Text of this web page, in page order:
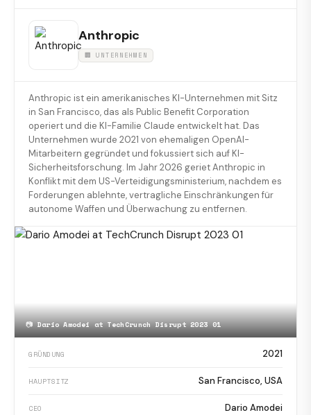
Anthropic
🏢 UNTERNEHMEN
Anthropic ist ein amerikanisches KI-Unternehmen mit Sitz
in San Francisco, das als Public Benefit Corporation
operiert und die KI-Familie Claude entwickelt hat. Das
Unternehmen wurde 2021 von ehemaligen OpenAI-
Mitarbeitern gegründet und fokussiert sich auf KI-
Sicherheitsforschung. Im Jahr 2026 geriet Anthropic in
Konflikt mit dem US-Verteidigungsministerium, nachdem es
Forderungen ablehnte, vertragliche Einschränkungen für
autonome Waffen und Überwachung zu entfernen.
📷Dario Amodei at TechCrunch Disrupt 2023 01
GRÜNDUNG 2021
HAUPTSITZ San Francisco, USA
CEO Dario Amodei